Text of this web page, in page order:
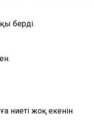
берді.
ниеті жоқ екенін